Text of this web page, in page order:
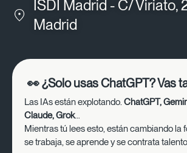
ISDI Madrid - C/ Viriato,
Madrid
👀 ¿Solo usas ChatGPT? Vas
Las IAs están explotando. ChatGPT,
Claude, Grok…
Mientras tú lees esto, están cambiando la
se trabaja, se aprende y se contrata talento.